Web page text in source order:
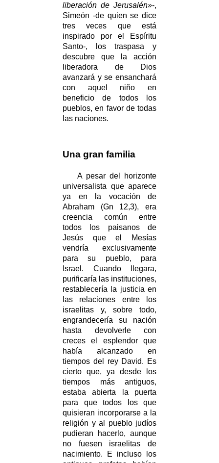
liberación de Jerusalén»-,
Simeón -de quien se dice
tres veces que está
inspirado por el Espíritu
Santo-, los traspasa y
descubre que la acción
liberadora de Dios
avanzará y se ensanchará
con aquel niño en
beneficio de todos los
pueblos, en favor de todas
las naciones.
Una gran familia
A pesar del horizonte
universalista que aparece
ya en la vocación de
Abraham (Gn 12,3), era
creencia común entre
todos los paisanos de
Jesús que el Mesías
vendría exclusivamente
para su pueblo, para
Israel. Cuando llegara,
purificaría las instituciones,
restablecería la justicia en
las relaciones entre los
israelitas y, sobre todo,
engrandecería su nación
hasta devolverle con
creces el esplendor que
había alcanzado en
tiempos del rey David. Es
cierto que, ya desde los
tiempos más antiguos,
estaba abierta la puerta
para que todos los que
quisieran incorporarse a la
religión y al pueblo judíos
pudieran hacerlo, aunque
no fuesen israelitas de
nacimiento. E incluso los